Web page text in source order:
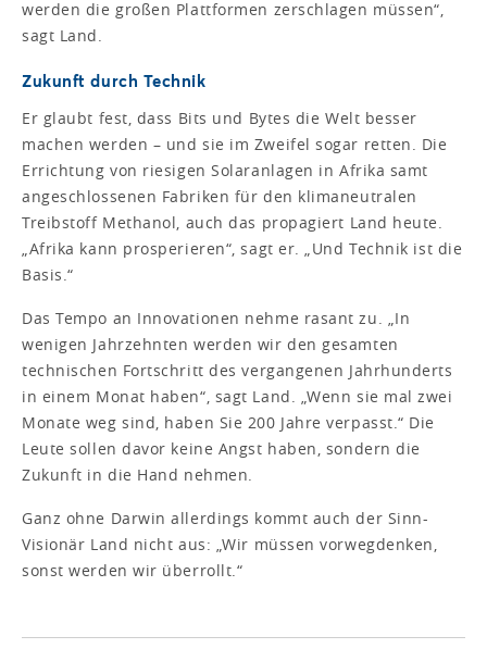
werden die großen Plattformen zerschlagen müssen“,
sagt Land.
Zukunft durch Technik
Er glaubt fest, dass Bits und Bytes die Welt besser
machen werden – und sie im Zweifel sogar retten. Die
Errichtung von riesigen Solaranlagen in Afrika samt
angeschlossenen Fabriken für den klimaneutralen
Treibstoff Methanol, auch das propagiert Land heute.
„Afrika kann prosperieren“, sagt er. „Und Technik ist die
Basis.“
Das Tempo an Innovationen nehme rasant zu. „In
wenigen Jahrzehnten werden wir den gesamten
technischen Fortschritt des vergangenen Jahrhunderts
in einem Monat haben“, sagt Land. „Wenn sie mal zwei
Monate weg sind, haben Sie 200 Jahre verpasst.“ Die
Leute sollen davor keine Angst haben, sondern die
Zukunft in die Hand nehmen.
Ganz ohne Darwin allerdings kommt auch der Sinn-
Visionär Land nicht aus: „Wir müssen vorwegdenken,
sonst werden wir überrollt.“